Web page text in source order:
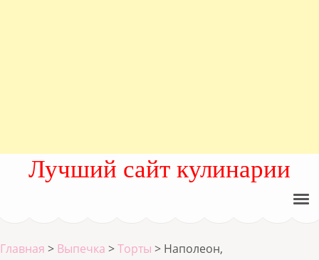
Лучший сайт кулинарии
Главная > Выпечка >Торты > Наполеон,